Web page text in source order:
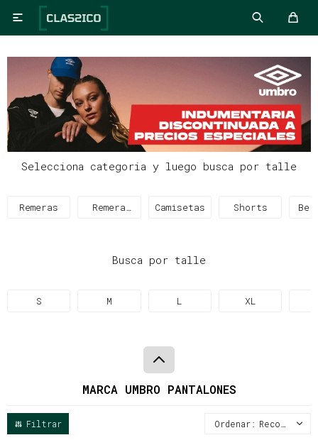

Selecciona categoria y luego busca por talle
Remeras
Remera
Camisetas Shorts
Busca por talle
S M L XL
MARCA UMBRO PANTALONES
Recomendados